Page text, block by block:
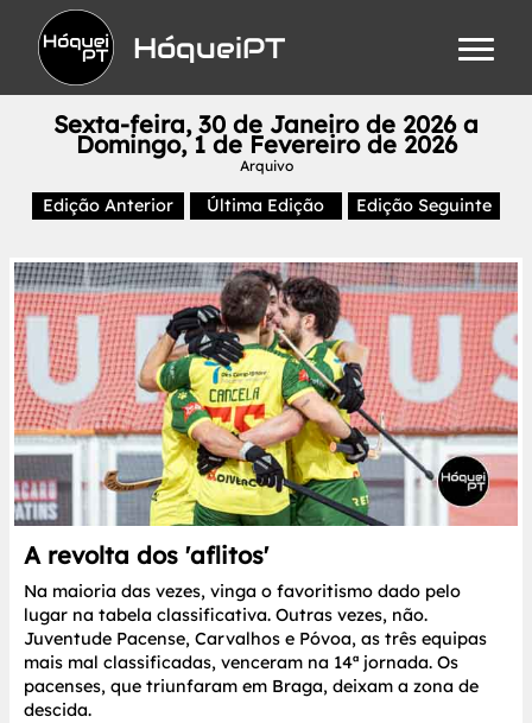
HóqueiPT
Sexta-feira, 30 de Janeiro de 2026 a
Domingo, 1 de Fevereiro de 2026
Arquivo
Edição Anterior Última Edição Edição Seguinte
A revolta dos 'aflitos'
Na maioria das vezes, vinga o favoritismo dado pelo
lugar na tabela classificativa. Outras vezes, não.
Juventude Pacense, Carvalhos e Póvoa, as três equipas
mais mal classificadas, venceram na 14ª jornada. Os
pacenses, que triunfaram em Braga, deixam a zona de
descida.